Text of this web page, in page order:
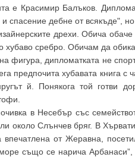
е Красимир Балъков.
спасение дебне от всякъде",
дрехи. Обича
хубаво сребро. Обичам да
фигура, дипломатката не
предпочита хубавата книга
й. Понякога той готви
в Несебър със
около Слънчев бряг. В
от Жеравна,
също се нарича